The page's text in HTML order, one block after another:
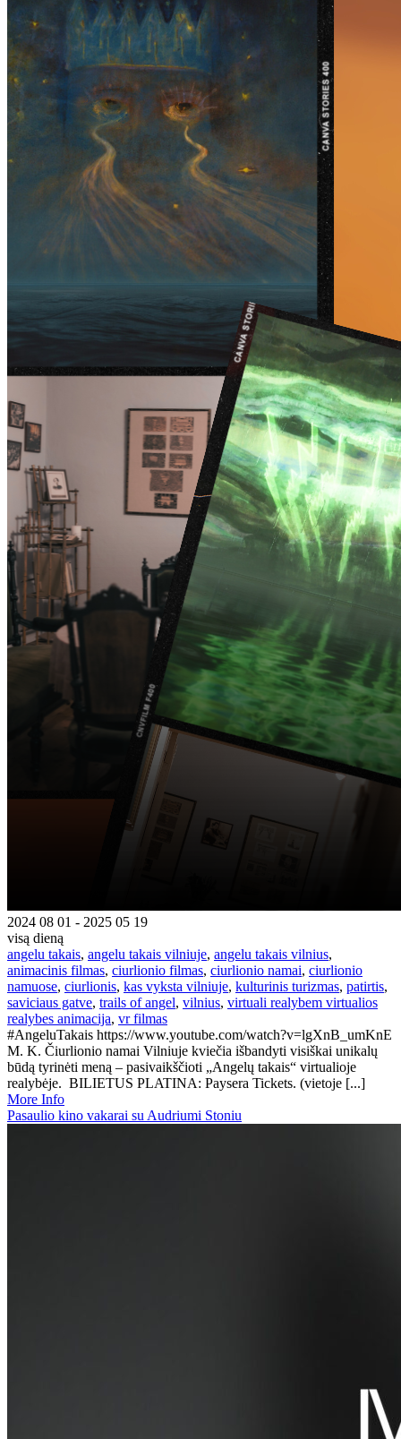
2024 08 01 - 2025 05 19
visą dieną
angelu takais, angelu takais vilniuje, angelu takais vilnius,
animacinis filmas, ciurlionio filmas, ciurlionio namai, ciurlionio
namuose, ciurlionis, kas vyksta vilniuje, kulturinis turizmas, patirtis,
saviciaus gatve, trails of angel, vilnius, virtuali realybem virtualios
realybes animacija, vr filmas
#AngeluTakais https://www.youtube.com/watch?v=lgXnB_umKnE
M. K. Čiurlionio namai Vilniuje kviečia išbandyti visiškai unikalų
būdą tyrinėti meną – pasivaikščioti „Angelų takais“ virtualioje
realybėje. BILIETUS PLATINA: Paysera Tickets. (vietoje [...]
More Info
Pasaulio kino vakarai su Audriumi Stoniu